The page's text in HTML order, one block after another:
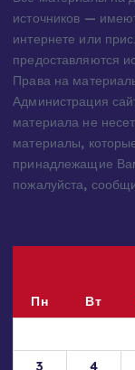
Все материалы на
источников —
предоставляются
Права на
Администрация
материалы,
принадлежащие
Пн Вт